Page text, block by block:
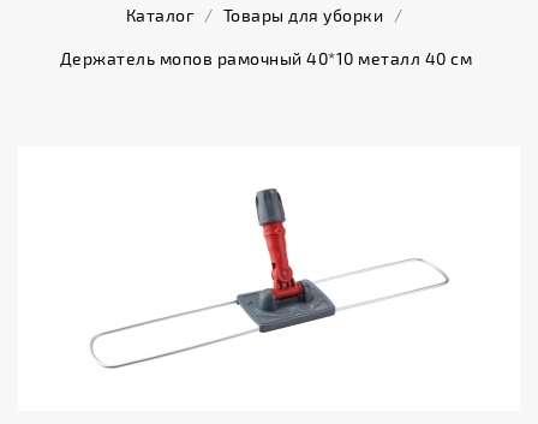
Каталог / Товары для уборки /
Держатель мопов рамочный 40*10 металл 40 см